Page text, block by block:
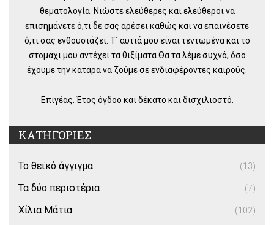
θεματολογία. Νιώστε ελεύθερες και ελεύθεροι να
επισημάνετε ό,τι δε σας αρέσει καθώς και να επαινέσετε
ό,τι σας ενθουσιάζει. Τ΄ αυτιά μου είναι τεντωμένα και το
στομάχι μου αντέχει τα θιξίματα.Θα τα λέμε συχνά, όσο
έχουμε την κατάρα να ζούμε σε ενδιαφέροντες καιρούς.
Επιγέας. Έτος όγδοο και δέκατο και δισχιλιοστό.
ΚΑΤΗΓΟΡΙΕΣ
Το θεϊκό άγγιγμα (13)
Τα δύο περιστέρια (7)
Χίλια Μάτια (102)